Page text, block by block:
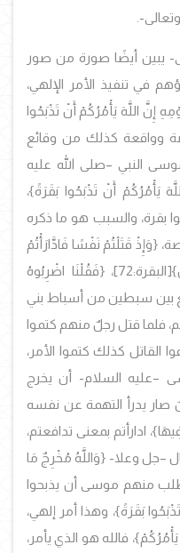
يبين أيضًا صورة من صور
في تنفيذ الأمر الإلهي،
إِنَّ اللَّهَ يَأْمُرُكُمْ أَنْ تَذْبَحُوا
هذه قصة وواقعة كذلك من وقائع
النبي –صلى الله عليه
يَأْمُرُكُمْ أَنْ تَذْبَحُوا بَقَرَةً}،
بقرة، والسبب هو ما ذكره
{وَإِذْ قَتَلْتُمْ نَفْسًا فَادَّارَأْتُمْ
فِيهَا وَاللَّهُ مُخْرِجٌ مَا كُنتُمْ تَكْتُمُونَ}[البقرة:72]، {فَقُلْنَا اضْرِبُوهُ
أنه وقع بين سبطين من أسباط بني
فلما قتل رجلٌ منهم كتموا
القاتل كذلك كتموا الأمر،
–عليه السلام- أن يخرج
صار يدرأ التهمة عن نفسه
ادارأتم بمعنى تدافعتم،
–جل وعلا- {وَاللَّهُ مُخْرِجٌ مَا
منهم موسى أن يذبحوا
بَقَرَةً}، وهذا أمر إلهي،
فالله هو الذي يأمر،